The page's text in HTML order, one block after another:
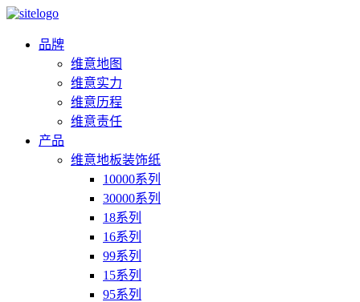
品牌
维意地图
维意实力
维意历程
维意责任
产品
维意地板装饰纸
10000系列
30000系列
18系列
16系列
99系列
15系列
95系列